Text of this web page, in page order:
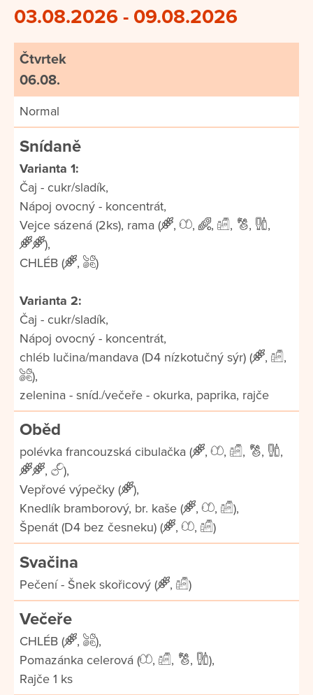
03.08.2026 - 09.08.2026
Čtvrtek
06.08.
Normal
Snídaně
Varianta 1:
Čaj - cukr/sladík,
Nápoj ovocný - koncentrát,
Vejce sázená (2ks), rama (
, , , , ,
,
),
CHLÉB (
, )
Varianta 2:
Čaj - cukr/sladík,
Nápoj ovocný - koncentrát,
chléb lučina/mandava (D4 nízkotučný sýr) (
,
,
),
zelenina - sníd./večeře - okurka, paprika, rajče
Oběd
polévka francouzská cibulačka ( , , , ,
,
,
),
Vepřové výpečky (
),
Knedlík bramborový, br. kaše (
, ,
),
Špenát (D4 bez česneku) (
, , )
Svačina
Pečení - Šnek skořicový ( , )
Večeře
CHLÉB ( ,
),
Pomazánka celerová (
, , ,
),
Rajče 1 ks